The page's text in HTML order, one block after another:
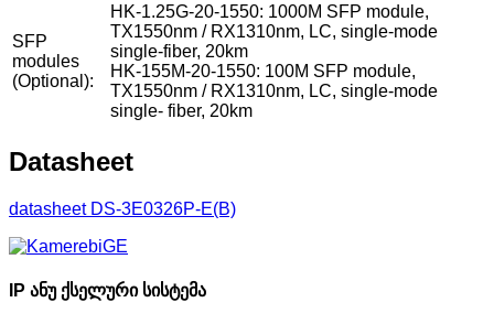
SFP
modules
(Optional):
HK-1.25G-20-1550: 1000M SFP module,
TX1550nm / RX1310nm, LC, single-mode
single-fiber, 20km
HK-155M-20-1550: 100M SFP module,
TX1550nm / RX1310nm, LC, single-mode
single- fiber, 20km
Datasheet
datasheet DS-3E0326P-E(B)
IP ანუ ქსელური სისტემა